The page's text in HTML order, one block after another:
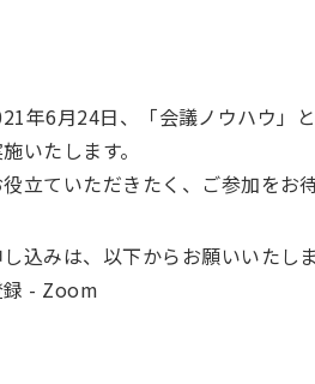
年6月24日、「会議ノウハウ
いたします。
立ていただきたく、ご参加をお
みは、以下からお願いいたしま
- Zoom